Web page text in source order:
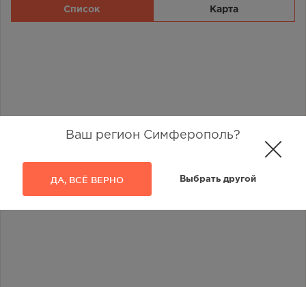
Ваш регион Симферополь?
ДА, ВСЁ ВЕРНО Выбрать другой
Список Карта